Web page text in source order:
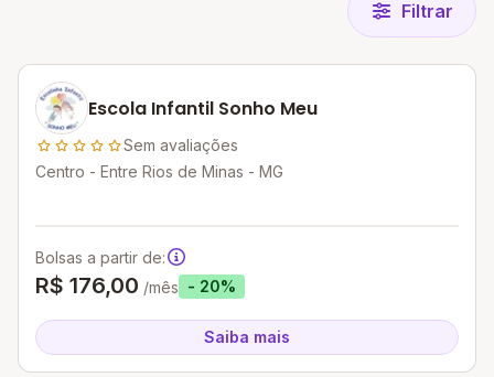
Filtrar
Escola Infantil Sonho Meu
Sem avaliações
Centro - Entre Rios de Minas - MG
Bolsas a partir de:
R$ 176,00 /mês - 20%
Saiba mais